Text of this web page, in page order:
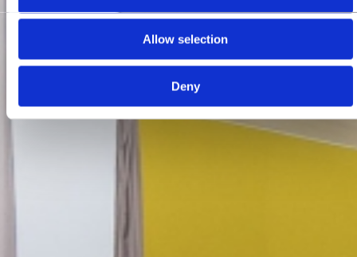
Allow selection
Deny